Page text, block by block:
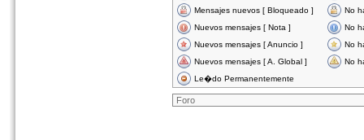
Mensajes nuevos [ Bloqueado ]
No
Nuevos mensajes [ Nota ]
No
Nuevos mensajes [ Anuncio ]
No
Nuevos mensajes [ A. Global ]
No
Le�do Permanentemente